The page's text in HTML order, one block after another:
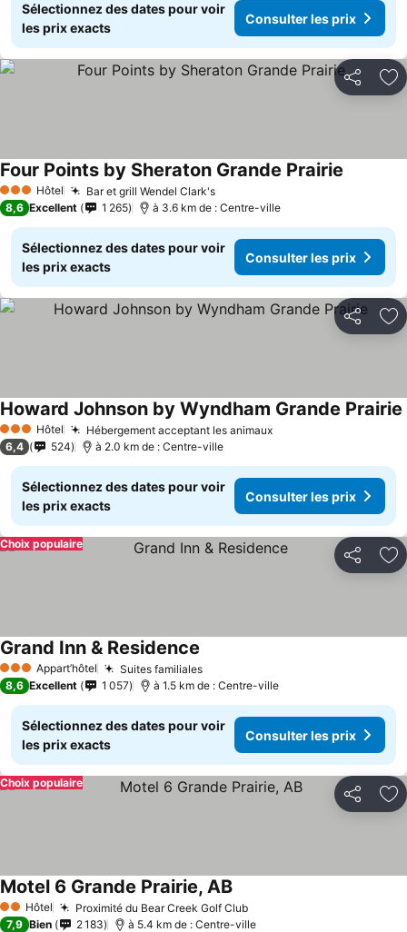
Sélectionnez des dates pour voir
les prix exacts
Consulter les prix
Partager
3 ÉtoilesHôtel Bar et grill Wendel Clark'sConsulter les prix
Four Points by Sheraton Grande Prairie
8,6 Excellent 1 265 à 3.6 km de : Centre-ville
Sélectionnez des dates pour voir
les prix exacts
Consulter les prix
Partager
3 ÉtoilesHôtel Hébergement acceptant les animauxConsulter les prix
Howard Johnson by Wyndham Grande Prairie
6,4 524 à 2.0 km de : Centre-ville
Sélectionnez des dates pour voir
les prix exacts
Consulter les prix
Partager
Choix populaire
3 ÉtoilesAppart’hôtel Suites familialesConsulter les prix
Grand Inn & Residence
8,6 Excellent 1 057 à 1.5 km de : Centre-ville
Sélectionnez des dates pour voir
les prix exacts
Consulter les prix
Partager
Choix populaire
2 Étoiles
Hôtel Proximité du Bear Creek Golf ClubConsulter les prix
Motel 6 Grande Prairie, ABConsulter les prix
7,9 Bien 2 183 à 5.4 km de : Centre-ville